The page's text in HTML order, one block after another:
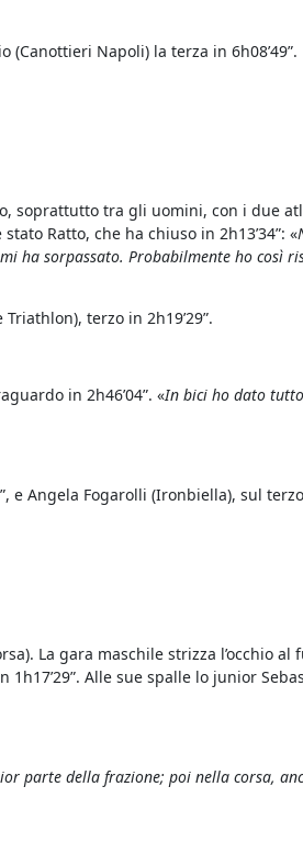
(Canottieri Napoli) la terza in 6h08’49”.
soprattutto tra gli uomini, con i due
Ratto, che ha chiuso in 2h13’34”: «
ha sorpassato. Probabilmente ho così
terzo in 2h19’29”.
in 2h46’04”. «In bici ho dato
e Angela Fogarolli (Ironbiella), sul terzo
La gara maschile strizza l’occhio
Alle sue spalle lo junior
parte della frazione; poi nella corsa,